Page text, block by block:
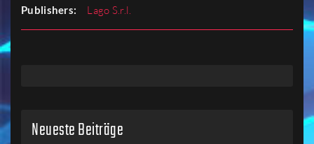
Publishers: Lago S.r.l.
Neueste Beiträge